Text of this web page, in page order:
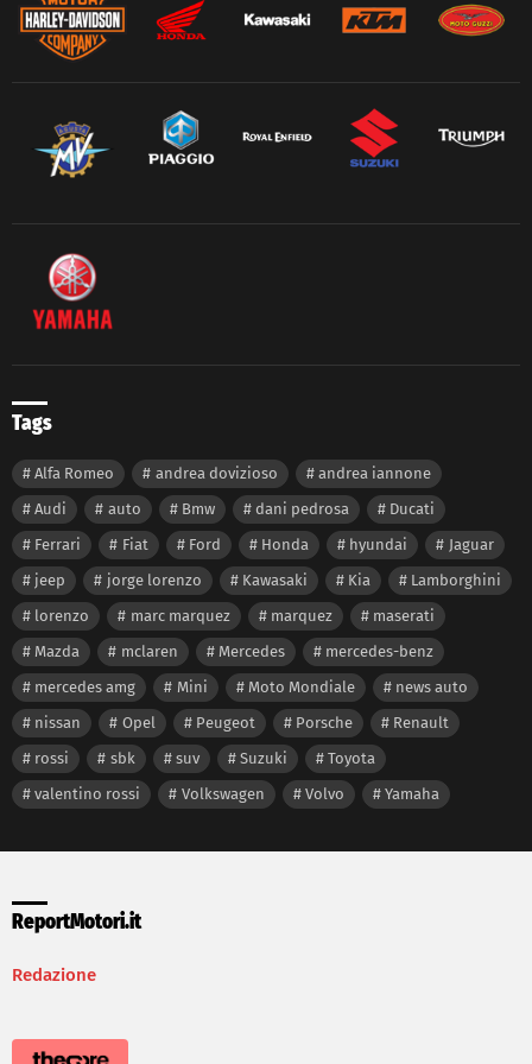
Tags
Alfa Romeo andrea dovizioso
andrea iannone
Audi
auto Bmw dani pedrosa
Ducati
Ferrari
Fiat Ford Honda hyundai
Jaguar
jeep
jorge lorenzo Kawasaki Kia
Lamborghini
lorenzo
marc marquez marquez
maserati
Mazda
mclaren Mercedes
mercedes-benz
mercedes amg
Mini Moto Mondiale
news auto
nissan
Opel Peugeot Porsche
Renault
rossi
sbk suv Suzuki
Toyota
valentino rossi
Volkswagen Volvo Yamaha
ReportMotori.it
Redazione